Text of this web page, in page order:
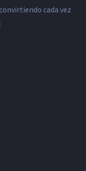
cada vez